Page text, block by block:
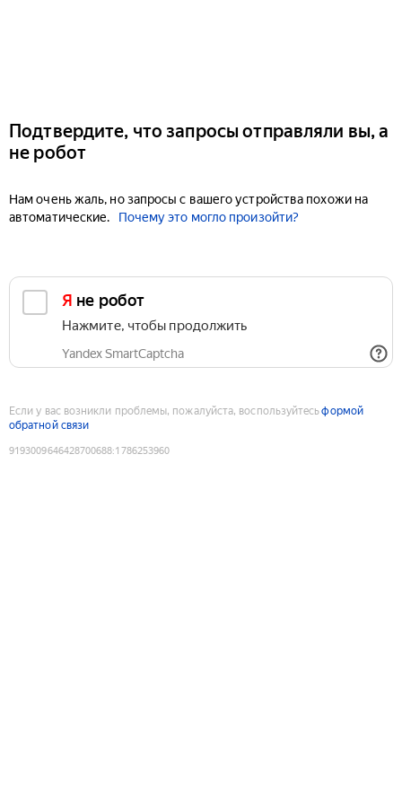
Подтвердите, что запросы отправляли вы, а
не робот
Нам очень жаль, но запросы с вашего устройства похожи на
автоматические.
Почему это могло произойти?
Я не робот
Нажмите, чтобы продолжить
Yandex SmartCaptcha
Если у вас возникли проблемы, пожалуйста, воспользуйтесьформой
обратной связи
9193009646428700688:1786253960